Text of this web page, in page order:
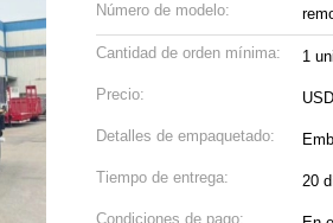
Número de modelo:
Cantidad de orden mínima: 1
Precio:
Detalles de empaquetado:
Tiempo de entrega: 20
Condiciones de pago: